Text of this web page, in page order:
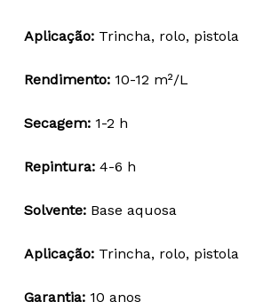
225,65 €
Aplicação:Trincha, rolo, pistola
Rendimento:10-12 m²/L
Secagem:1-2 h
Repintura:4-6 h
Solvente:Base aquosa
Aplicação:Trincha, rolo, pistola
Garantia:10 anos